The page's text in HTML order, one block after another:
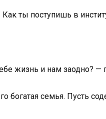
ты поступишь в
жизнь и нам заодно? —
богатая семья. Пусть